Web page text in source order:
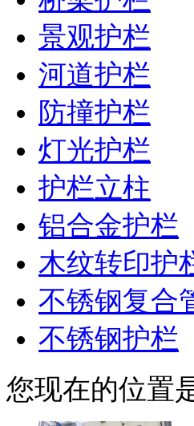
景观护栏
河道护栏
防撞护栏
灯光护栏
护栏立柱
铝合金护栏
木纹转印护
不锈钢复合
不锈钢护栏
您现在的位置